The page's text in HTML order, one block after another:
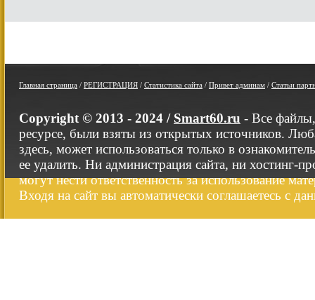
Главная страница / РЕГИСТРАЦИЯ / Статистика сайта / Привет админам / Статьи
Copyright © 2013 - 2024 / Smart60.ru - Все
ресурсе, были взяты из открытых источников.
здесь, может использоваться только в
ее удалить. Ни администрация сайта, ни хостинг-
могут нести ответственность за использование
Входя на сайт вы автоматически соглашаетесь с